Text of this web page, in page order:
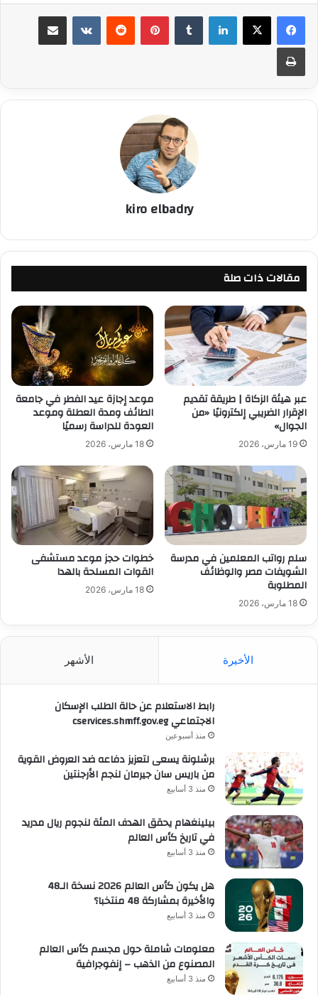
لينكدإن بينتيريست مشاركة عبر البريد
طباعة
kiro elbadry
مقالات ذات صلة
عبر هيئة الزكاة | طريقة تقديم
الإقرار الضريبي إلكترونيًا «من
الجوال»
19 مارس، 2026
موعد إجازة عيد الفطر في جامعة
الطائف ومدة العطلة وموعد
العودة للدراسة رسميًا
18 مارس، 2026
سلم رواتب المعلمين في مدرسة
الشويفات مصر والوظائف
المطلوبة
18 مارس، 2026
خطوات حجز موعد مستشفى
القوات المسلحة بالهدا
18 مارس، 2026
الأخيرة الأشهر
رابط الاستعلام عن حالة الطلب الإسكان
الاجتماعي cservices.shmff.gov.eg
منذ أسبوعين
برشلونة يسعى لتعزيز دفاعه ضد العروض القوية
من باريس سان جيرمان لنجم الأرجنتين
منذ 3 أسابيع
بيلينغهام يحقق الهدف المئة لنجوم ريال مدريد
في تاريخ كأس العالم
منذ 3 أسابيع
هل يكون كأس العالم 2026 نسخة الـ48
والأخيرة بمشاركة 48 منتخبا؟
منذ 3 أسابيع
معلومات شاملة حول مجسم كأس العالم
المصنوع من الذهب – إنفوجرافية
منذ 3 أسابيع